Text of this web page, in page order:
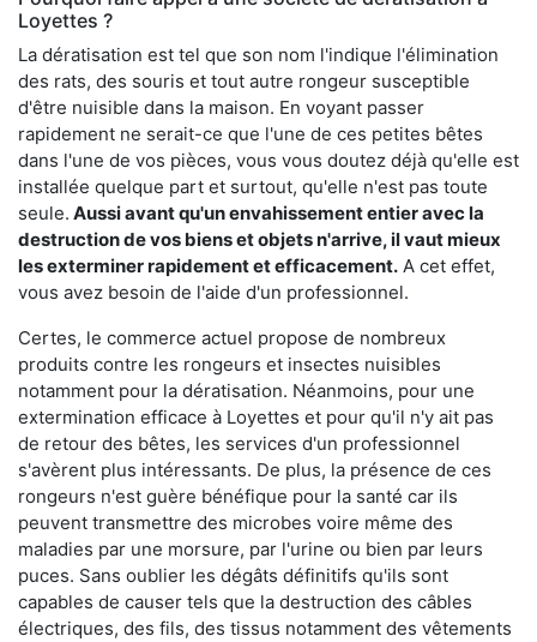
Loyettes ?
La dératisation est tel que son nom l'indique l'élimination
des rats, des souris et tout autre rongeur susceptible
d'être nuisible dans la maison. En voyant passer
rapidement ne serait-ce que l'une de ces petites bêtes
dans l'une de vos pièces, vous vous doutez déjà qu'elle est
installée quelque part et surtout, qu'elle n'est pas toute
seule. Aussi avant qu'un envahissement entier avec la
destruction de vos biens et objets n'arrive, il vaut mieux
les exterminer rapidement et efficacement. A cet effet,
vous avez besoin de l'aide d'un professionnel.
Certes, le commerce actuel propose de nombreux
produits contre les rongeurs et insectes nuisibles
notamment pour la dératisation. Néanmoins, pour une
extermination efficace à Loyettes et pour qu'il n'y ait pas
de retour des bêtes, les services d'un professionnel
s'avèrent plus intéressants. De plus, la présence de ces
rongeurs n'est guère bénéfique pour la santé car ils
peuvent transmettre des microbes voire même des
maladies par une morsure, par l'urine ou bien par leurs
puces. Sans oublier les dégâts définitifs qu'ils sont
capables de causer tels que la destruction des câbles
électriques, des fils, des tissus notamment des vêtements